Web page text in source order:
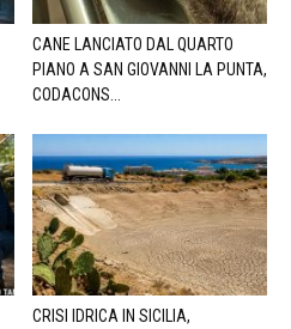
CANE LANCIATO DAL QUARTO
PIANO A SAN GIOVANNI LA PUNTA,
CODACONS...
CRISI IDRICA IN SICILIA,